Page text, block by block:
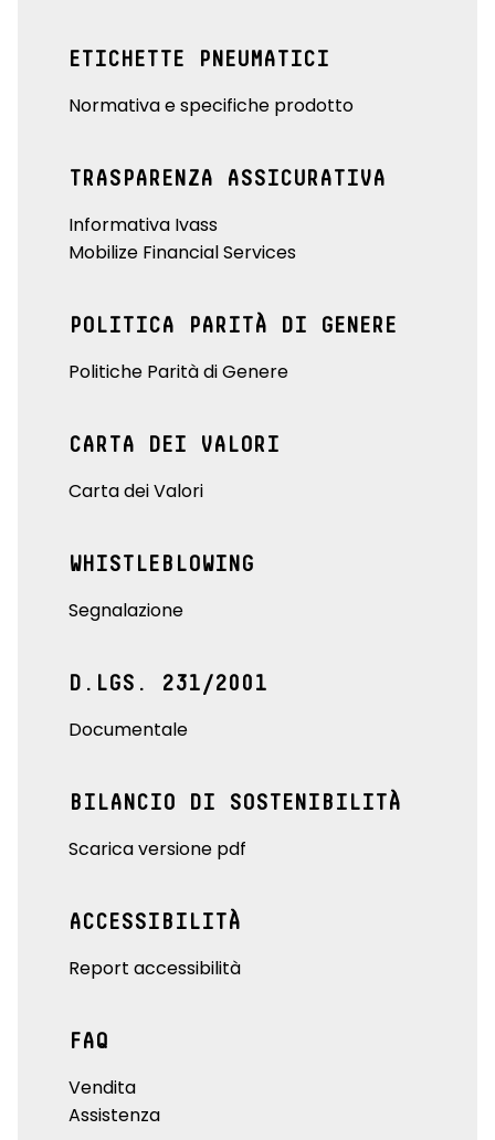
ETICHETTE PNEUMATICI
Normativa e specifiche prodotto
TRASPARENZA ASSICURATIVA
Informativa Ivass
Mobilize Financial Services
POLITICA PARITÀ DI GENERE
Politiche Parità di Genere
CARTA DEI VALORI
Carta dei Valori
WHISTLEBLOWING
Segnalazione
D.LGS. 231/2001
Documentale
BILANCIO DI SOSTENIBILITÀ
Scarica versione pdf
ACCESSIBILITÀ
Report accessibilità
FAQ
Vendita
Assistenza